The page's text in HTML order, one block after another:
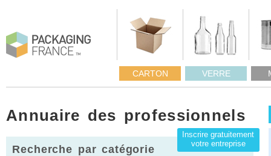
CARTON VERRE
Annuaire des professionnels
Recherche par catégorie
Inscrire gratuitement
votre entreprise